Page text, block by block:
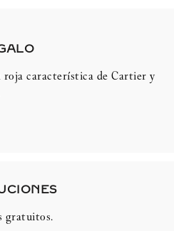
roja característica de Cartier y
gratuitos.